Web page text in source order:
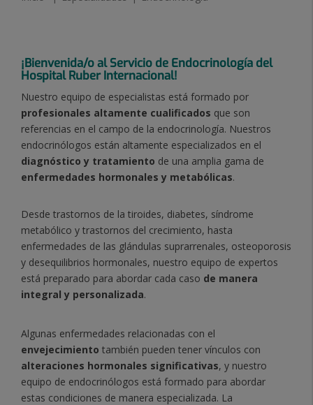
¡Bienvenida/o al Servicio de Endocrinología del
Hospital Ruber Internacional!
Nuestro equipo de especialistas está formado por
profesionales altamente cualificados que son
referencias en el campo de la endocrinología. Nuestros
endocrinólogos están altamente especializados en el
diagnóstico y tratamiento de una amplia gama de
enfermedades hormonales y metabólicas.
Desde trastornos de la tiroides, diabetes, síndrome
metabólico y trastornos del crecimiento, hasta
enfermedades de las glándulas suprarrenales, osteoporosis
y desequilibrios hormonales, nuestro equipo de expertos
está preparado para abordar cada caso de manera
integral y personalizada.
Algunas enfermedades relacionadas con el
envejecimiento también pueden tener vínculos con
alteraciones hormonales significativas, y nuestro
equipo de endocrinólogos está formado para abordar
estas condiciones de manera especializada. La